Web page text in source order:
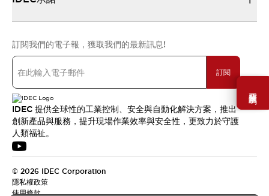
需要幫助嗎？
訂閱我們的電子報，獲取我們的最新訊息!
訂閱
IDEC 提供全球性的工業控制、安全與自動化解決方案，推出
創新產品與服務，提升現場作業效率與安全性，更致力於守護
人類福祉。
© 2026 IDEC Corporation
隱私權政策
使用條款